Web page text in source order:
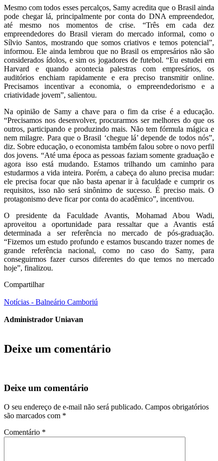
Mesmo com todos esses percalços, Samy acredita que o Brasil ainda
pode chegar lá, principalmente por conta do DNA empreendedor,
até mesmo nos momentos de crise. “Três em cada dez
empreendedores do Brasil vieram do mercado informal, como o
Sílvio Santos, mostrando que somos criativos e temos potencial”,
informou. Ele ainda lembrou que no Brasil os empresários não são
considerados ídolos, e sim os jogadores de futebol. “Eu estudei em
Harvard e quando acontecia palestras com empresários, os
auditórios enchiam rapidamente e era preciso transmitir online.
Precisamos incentivar a economia, o empreendedorismo e a
criatividade jovem”, salientou.
Na opinião de Samy a chave para o fim da crise é a educação.
“Precisamos nos desenvolver, procurarmos ser melhores do que os
outros, participando e produzindo mais. Não tem fórmula mágica e
nem milagre. Para que o Brasil ‘chegue lá’ depende de todos nós”,
diz. Sobre educação, o economista também falou sobre o novo perfil
dos jovens. “Até uma época as pessoas faziam somente graduação e
agora isso está mudando. Estamos trilhando um caminho para
estudarmos a vida inteira. Porém, a cabeça do aluno precisa mudar:
ele precisa focar que não basta apenar ir à faculdade e cumprir os
requisitos, isso não será sinônimo de sucesso. É preciso mais. O
protagonismo deve ficar por conta do acadêmico”, incentivou.
O presidente da Faculdade Avantis, Mohamad Abou Wadi,
aproveitou a oportunidade para ressaltar que a Avantis está
determinada a ser referência no mercado de pós-graduação.
“Fizemos um estudo profundo e estamos buscando trazer nomes de
grande referência nacional, como no caso do Samy, para
conseguirmos fazer cursos diferentes do que temos no mercado
hoje”, finalizou.
Compartilhar
Notícias - Balneário Camboriú
Administrador Uniavan
Deixe um comentário
Deixe um comentário
O seu endereço de e-mail não será publicado. Campos obrigatórios
são marcados com *
Comentário *